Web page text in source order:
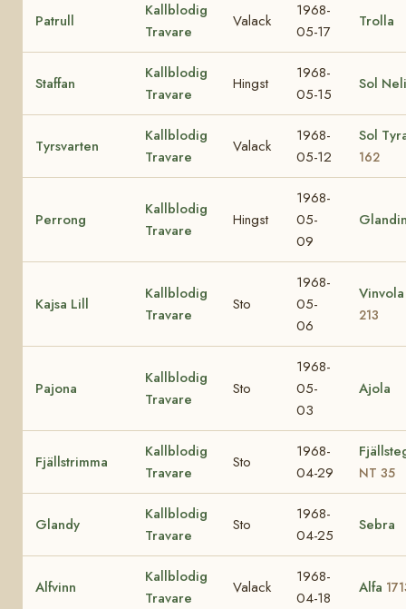
Patrull
Kallblodig
Travare
Valack
1968-
05-17
Trolla
Staffan
Kallblodig
Travare
Hingst
1968-
05-15
Sol Neli
Tyrsvarten
Kallblodig
Travare
Valack
1968-
05-12
Sol
162
Perrong
Kallblodig
Travare
Hingst
1968-
05-
09
Kajsa Lill
Kallblodig
Travare
Sto
1968-
05-
06
213
Pajona
Kallblodig
Travare
Sto
1968-
05-
03
Ajola
Fjällstrimma
Kallblodig
Travare
Sto
1968-
04-29
NT 35
Glandy
Kallblodig
Travare
Sto
1968-
04-25
Sebra
Alfvinn
Kallblodig
Travare
Valack
1968-
04-18
Alfa